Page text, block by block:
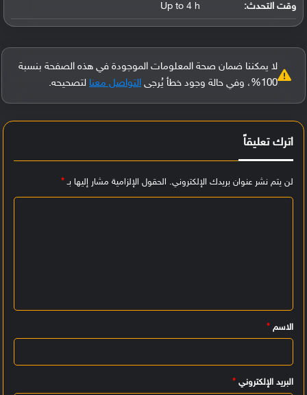
وقت التحدث: Up to 4 h
لا يمكننا ضمان صحة المعلومات الموجودة في هذه الصفحة بنسبة
100%، وفي حالة وجود خطأ يُرجى
التواصل معنا لتصحيحه.
اترك تعليقاً
لن يتم نشر عنوان بريدك الإلكتروني. الحقول الإلزامية مشار إليها بـ*
ي
ق
الاسم *
البريد الإلكتروني *